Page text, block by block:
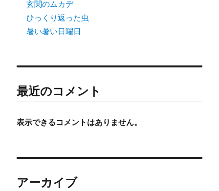
玄関のムカデ
ひっくり返った虫
暑い暑い日曜日
最近のコメント
表示できるコメントはありません。
アーカイブ